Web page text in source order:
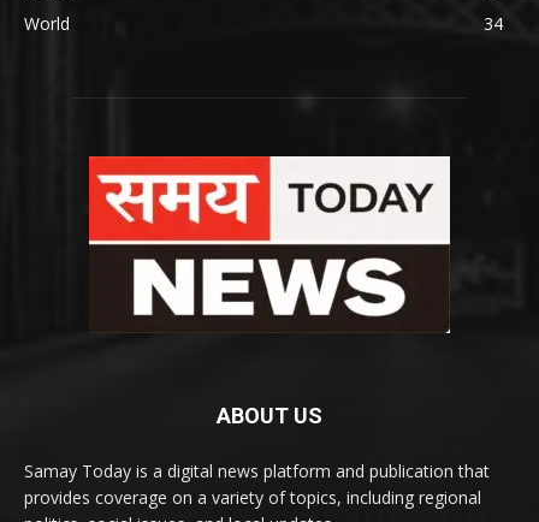
World
34
ABOUT US
Samay Today is a digital news platform and publication that
provides coverage on a variety of topics, including regional